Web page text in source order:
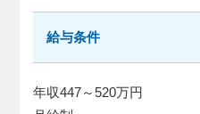
給与条件
年収447～520万円